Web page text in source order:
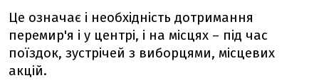
Це означає і необхідність дотримання
перемир'я і у центрі, і на місцях – під час
поїздок, зустрічей з виборцями, місцевих
акцій.